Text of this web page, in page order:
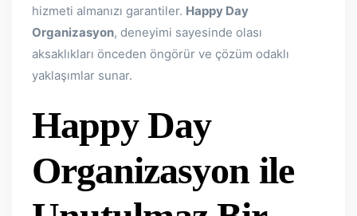
hizmeti almanızı garantiler. Happy Day
Organizasyon, deneyimi sayesinde olası
aksaklıkları önceden öngörür ve çözüm odaklı
yaklaşımlar sunar.
Happy Day
Organizasyon ile